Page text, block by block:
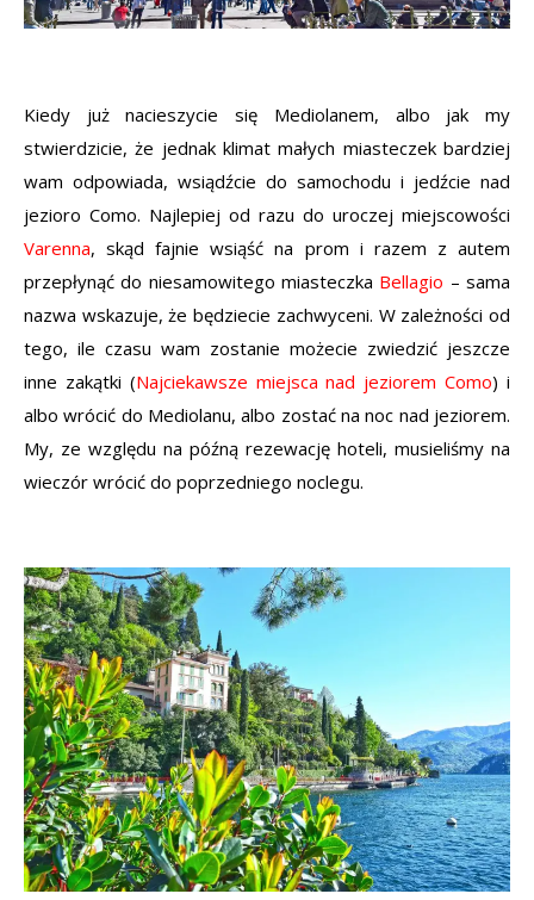
Kiedy już nacieszycie się Mediolanem, albo jak my
stwierdzicie, że jednak klimat małych miasteczek bardziej
wam odpowiada, wsiądźcie do samochodu i jedźcie nad
jezioro Como. Najlepiej od razu do uroczej miejscowości
Varenna, skąd fajnie wsiąść na prom i razem z autem
przepłynąć do niesamowitego miasteczka Bellagio – sama
nazwa wskazuje, że będziecie zachwyceni. W zależności od
tego, ile czasu wam zostanie możecie zwiedzić jeszcze
inne zakątki (Najciekawsze miejsca nad jeziorem Como) i
albo wrócić do Mediolanu, albo zostać na noc nad jeziorem.
My, ze względu na późną rezewację hoteli, musieliśmy na
wieczór wrócić do poprzedniego noclegu.